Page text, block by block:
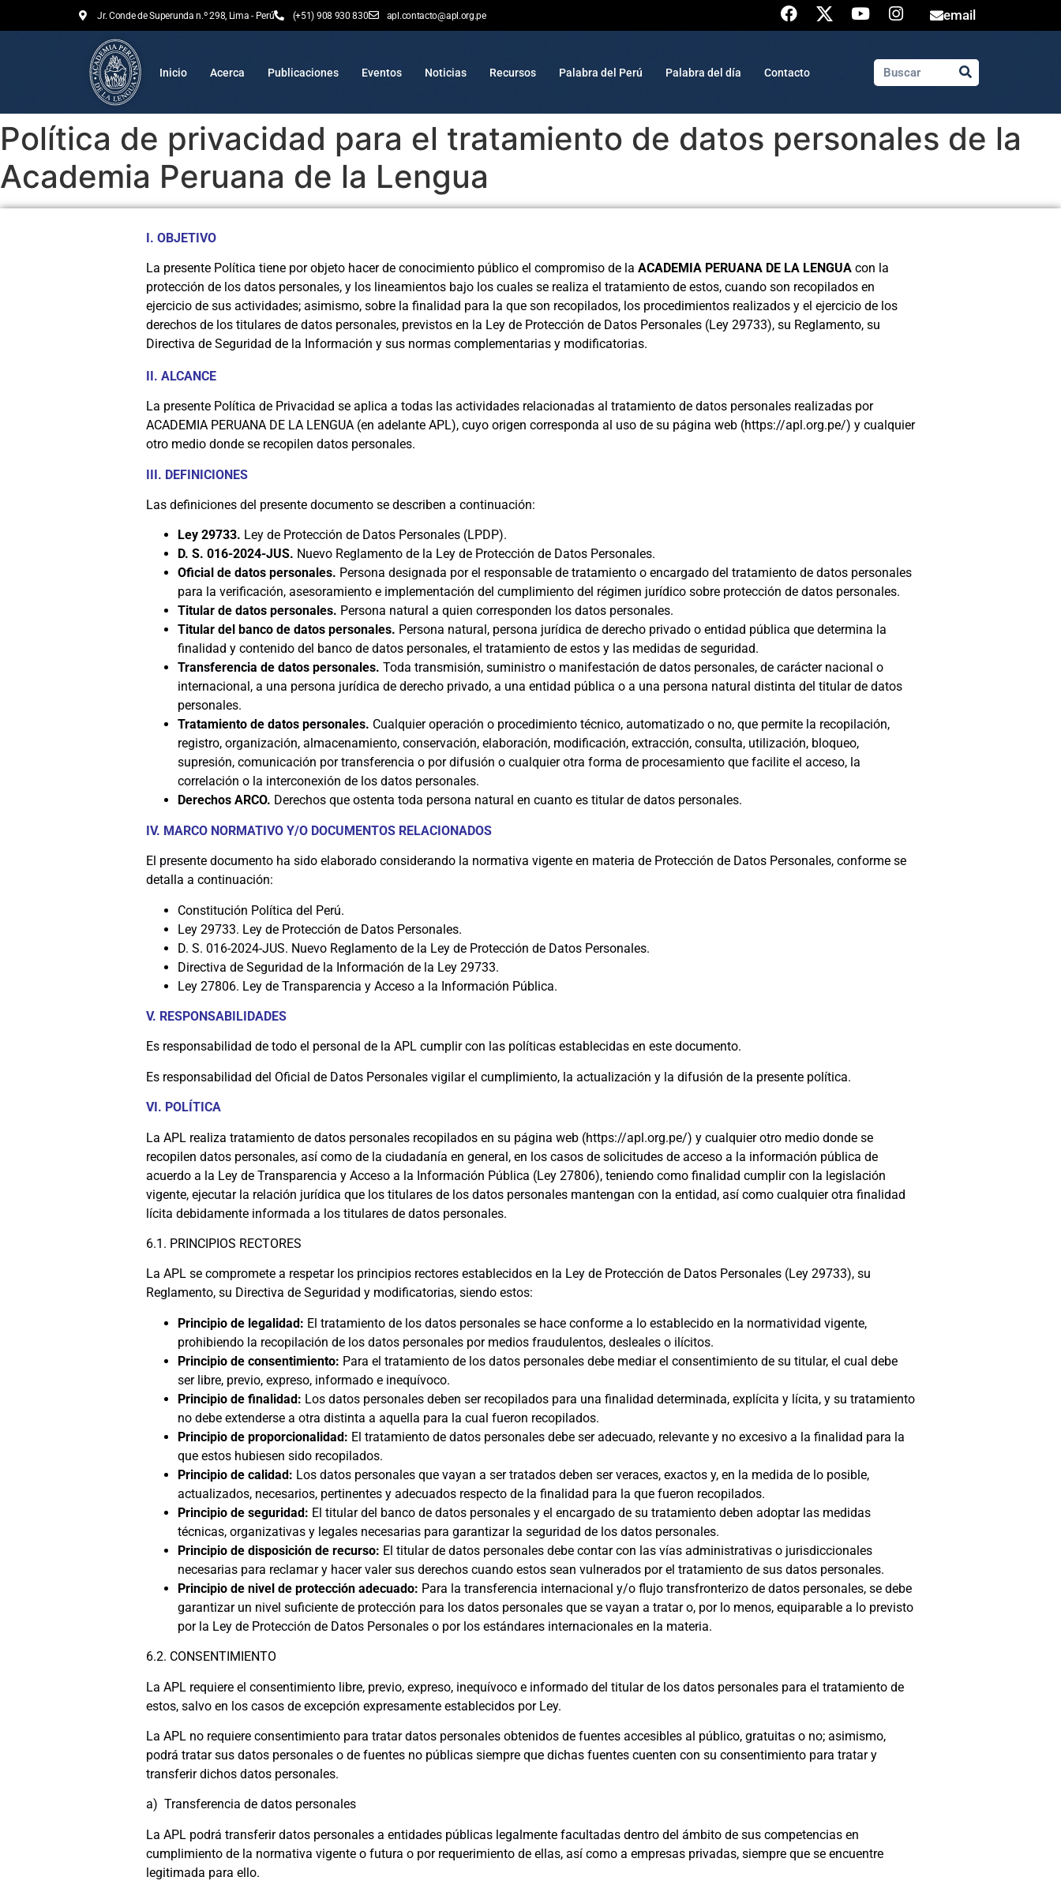
Jr. Conde de Superunda n.º 298, Lima - Perú (+51) 908 930 830 apl.contacto@apl.org.pe email
Inicio Acerca Publicaciones Eventos Noticias Recursos Palabra del Perú Palabra del día Contacto
Política de privacidad para el tratamiento de datos personales de la
Academia Peruana de la Lengua
I. OBJETIVO
La presente Política tiene por objeto hacer de conocimiento público el compromiso de la ACADEMIA PERUANA DE LA LENGUA con la
protección de los datos personales, y los lineamientos bajo los cuales se realiza el tratamiento de estos, cuando son recopilados en
ejercicio de sus actividades; asimismo, sobre la finalidad para la que son recopilados, los procedimientos realizados y el ejercicio de los
derechos de los titulares de datos personales, previstos en la Ley de Protección de Datos Personales (Ley 29733), su Reglamento, su
Directiva de Seguridad de la Información y sus normas complementarias y modificatorias.
II. ALCANCE
La presente Política de Privacidad se aplica a todas las actividades relacionadas al tratamiento de datos personales realizadas por
ACADEMIA PERUANA DE LA LENGUA (en adelante APL), cuyo origen corresponda al uso de su página web (https://apl.org.pe/) y cualquier
otro medio donde se recopilen datos personales.
III. DEFINICIONES
Las definiciones del presente documento se describen a continuación:
Ley 29733. Ley de Protección de Datos Personales (LPDP).
D. S. 016-2024-JUS. Nuevo Reglamento de la Ley de Protección de Datos Personales.
Oficial de datos personales. Persona designada por el responsable de tratamiento o encargado del tratamiento de datos personales
para la verificación, asesoramiento e implementación del cumplimiento del régimen jurídico sobre protección de datos personales.
Titular de datos personales. Persona natural a quien corresponden los datos personales.
Titular del banco de datos personales. Persona natural, persona jurídica de derecho privado o entidad pública que determina la
finalidad y contenido del banco de datos personales, el tratamiento de estos y las medidas de seguridad.
Transferencia de datos personales. Toda transmisión, suministro o manifestación de datos personales, de carácter nacional o
internacional, a una persona jurídica de derecho privado, a una entidad pública o a una persona natural distinta del titular de datos
personales.
Tratamiento de datos personales. Cualquier operación o procedimiento técnico, automatizado o no, que permite la recopilación,
registro, organización, almacenamiento, conservación, elaboración, modificación, extracción, consulta, utilización, bloqueo,
supresión, comunicación por transferencia o por difusión o cualquier otra forma de procesamiento que facilite el acceso, la
correlación o la interconexión de los datos personales.
Derechos ARCO. Derechos que ostenta toda persona natural en cuanto es titular de datos personales.
IV. MARCO NORMATIVO Y/O DOCUMENTOS RELACIONADOS
El presente documento ha sido elaborado considerando la normativa vigente en materia de Protección de Datos Personales, conforme se
detalla a continuación:
Constitución Política del Perú.
Ley 29733. Ley de Protección de Datos Personales.
D. S. 016-2024-JUS. Nuevo Reglamento de la Ley de Protección de Datos Personales.
Directiva de Seguridad de la Información de la Ley 29733.
Ley 27806. Ley de Transparencia y Acceso a la Información Pública.
V. RESPONSABILIDADES
Es responsabilidad de todo el personal de la APL cumplir con las políticas establecidas en este documento.
Es responsabilidad del Oficial de Datos Personales vigilar el cumplimiento, la actualización y la difusión de la presente política.
VI. POLÍTICA
La APL realiza tratamiento de datos personales recopilados en su página web (https://apl.org.pe/) y cualquier otro medio donde se
recopilen datos personales, así como de la ciudadanía en general, en los casos de solicitudes de acceso a la información pública de
acuerdo a la Ley de Transparencia y Acceso a la Información Pública (Ley 27806), teniendo como finalidad cumplir con la legislación
vigente, ejecutar la relación jurídica que los titulares de los datos personales mantengan con la entidad, así como cualquier otra finalidad
lícita debidamente informada a los titulares de datos personales.
6.1. PRINCIPIOS RECTORES
La APL se compromete a respetar los principios rectores establecidos en la Ley de Protección de Datos Personales (Ley 29733), su
Reglamento, su Directiva de Seguridad y modificatorias, siendo estos:
Principio de legalidad: El tratamiento de los datos personales se hace conforme a lo establecido en la normatividad vigente,
prohibiendo la recopilación de los datos personales por medios fraudulentos, desleales o ilícitos.
Principio de consentimiento: Para el tratamiento de los datos personales debe mediar el consentimiento de su titular, el cual debe
ser libre, previo, expreso, informado e inequívoco.
Principio de finalidad: Los datos personales deben ser recopilados para una finalidad determinada, explícita y lícita, y su tratamiento
no debe extenderse a otra distinta a aquella para la cual fueron recopilados.
Principio de proporcionalidad: El tratamiento de datos personales debe ser adecuado, relevante y no excesivo a la finalidad para la
que estos hubiesen sido recopilados.
Principio de calidad: Los datos personales que vayan a ser tratados deben ser veraces, exactos y, en la medida de lo posible,
actualizados, necesarios, pertinentes y adecuados respecto de la finalidad para la que fueron recopilados.
Principio de seguridad: El titular del banco de datos personales y el encargado de su tratamiento deben adoptar las medidas
técnicas, organizativas y legales necesarias para garantizar la seguridad de los datos personales.
Principio de disposición de recurso: El titular de datos personales debe contar con las vías administrativas o jurisdiccionales
necesarias para reclamar y hacer valer sus derechos cuando estos sean vulnerados por el tratamiento de sus datos personales.
Principio de nivel de protección adecuado: Para la transferencia internacional y/o flujo transfronterizo de datos personales, se debe
garantizar un nivel suficiente de protección para los datos personales que se vayan a tratar o, por lo menos, equiparable a lo previsto
por la Ley de Protección de Datos Personales o por los estándares internacionales en la materia.
6.2. CONSENTIMIENTO
La APL requiere el consentimiento libre, previo, expreso, inequívoco e informado del titular de los datos personales para el tratamiento de
estos, salvo en los casos de excepción expresamente establecidos por Ley.
La APL no requiere consentimiento para tratar datos personales obtenidos de fuentes accesibles al público, gratuitas o no; asimismo,
podrá tratar sus datos personales o de fuentes no públicas siempre que dichas fuentes cuenten con su consentimiento para tratar y
transferir dichos datos personales.
a) Transferencia de datos personales
La APL podrá transferir datos personales a entidades públicas legalmente facultadas dentro del ámbito de sus competencias en
cumplimiento de la normativa vigente o futura o por requerimiento de ellas, así como a empresas privadas, siempre que se encuentre
legitimada para ello.